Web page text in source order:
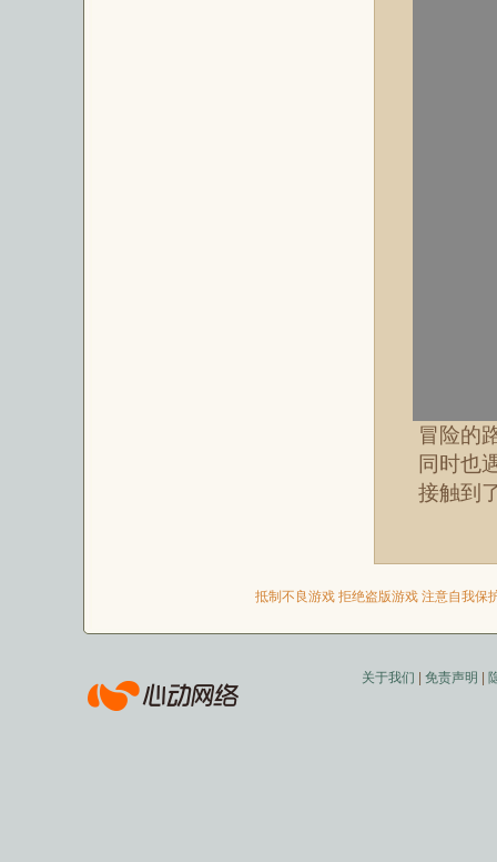
冒险的
同时也
接触到
抵制不良游戏 拒绝盗版游戏 注意自我保
关于我们 免责声明